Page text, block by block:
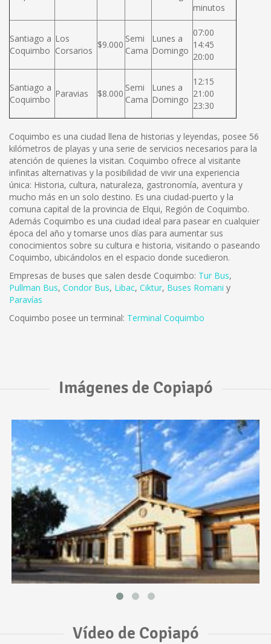
minutos
Santiago a
Coquimbo
Los
Corsarios
$9.000
Semi
Cama
Lunes a
Domingo
07:00
14:45
20:00
Santiago a
Coquimbo
Paravias $8.000
Semi
Cama
Lunes a
Domingo
12:15
21:00
23:30
Coquimbo es una ciudad llena de historias y leyendas, posee 56
kilómetros de playas y una serie de servicios necesarios para la
atención de quienes la visitan. Coquimbo ofrece al visitante
infinitas alternativas y la posibilidad de vivir una experiencia
única: Historia, cultura, naturaleza, gastronomía, aventura y
mucho más en un solo destino. Es una ciudad-puerto y la
comuna capital de la provincia de Elqui, Región de Coquimbo.
Además Coquimbo es una ciudad ideal para pasear en cualquier
época del año y tomarse unos días para aumentar sus
conocimientos sobre su cultura e historia, visitando o paseando
Coquimbo, ubicándolos en el espacio donde sucedieron.
Empresas de buses que salen desde Coquimbo: Tur Bus,
Pullman Bus, Condor Bus, Libac, Ciktur, Buses Romani y
Paravías
Coquimbo posee un terminal: Terminal Coquimbo
Imágenes de Copiapó
Vídeo de Copiapó